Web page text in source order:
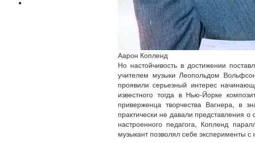
Аарон Копленд
Но настойчивость в достижении
учителем музыки Леопольдом
проявили серьезный интерес
известного тогда в Нью-Йорке
приверженца творчества Вагнера, в
практически не давали представления
настроенного педагога, Копленд
музыкант позволял себе эксперименты